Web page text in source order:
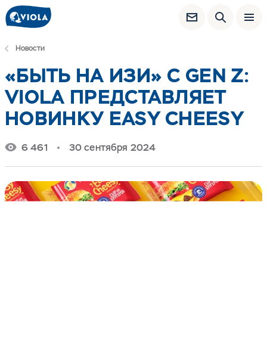
Новости
«БЫТЬ НА ИЗИ» С GEN Z:
VIOLA ПРЕДСТАВЛЯЕТ
НОВИНКУ EASY CHEESY
6 461 30 сентября 2024